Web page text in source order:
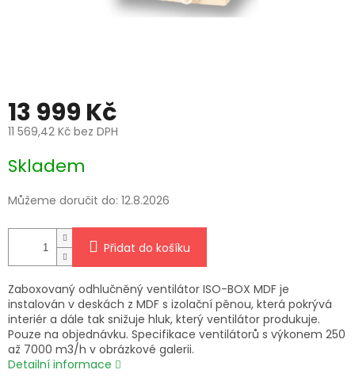
13 999 Kč
11 569,42 Kč bez DPH
cena:
Skladem
Můžeme doručit do: 12.8.2026
Přidat do košíku
Zaboxovaný odhlučněný ventilátor ISO-BOX MDF je
instalován v deskách z MDF s izolační pěnou, která pokrývá
interiér a dále tak snižuje hluk, který ventilátor produkuje.
Pouze na objednávku. Specifikace ventilátorů s výkonem 250
až 7000 m3/h v obrázkové galerii.
Detailní informace